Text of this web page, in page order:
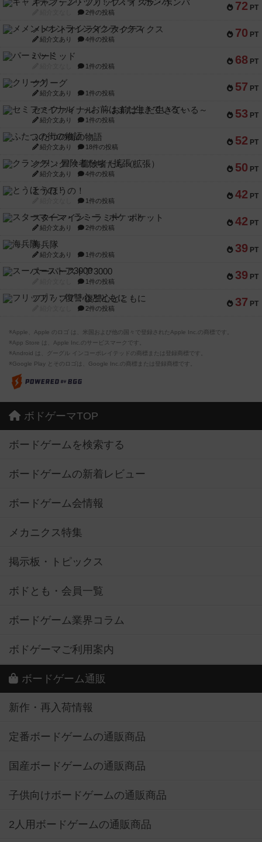
72 PT
キャプテン・フリップ：イスラ・ボンバ
2件の投稿
70 PT
メメントオンラインタクティクス
紹介文あり 4件の投稿
68 PT
パーミッド
1件の投稿
57 PT
クリーグ
紹介文あり 1件の投稿
53 PT
セミファイナル ～お前はまだ生きている～
紹介文あり 1件の投稿
52 PT
ふたつの街の物語
紹介文あり 18件の投稿
50 PT
クランク! ：冒険者たち（拡張）
紹介文あり 4件の投稿
42 PT
とうほうの！
1件の投稿
42 PT
スターマイン・ラミー ポケット
紹介文あり 2件の投稿
39 PT
海兵隊
紹介文あり 1件の投稿
39 PT
スーパーストア3000
1件の投稿
37 PT
フリップ７：復讐心とともに
2件の投稿
※Apple、Apple のロゴ は、米国および他の国々で登録されたApple Inc.の商標です。
※App Store は、Apple Inc.のサービスマークです。
※Android は、グーグル インコーポレイテッドの商標または登録商標です。
※Google Play とそのロゴは、Google Inc.の商標または登録商標です。
ボドゲーマTOP
ボードゲームを検索する
ボードゲームの新着レビュー
ボードゲーム会情報
メカニクス特集
掲示板・トピックス
ボドとも・会員一覧
ボードゲーム業界コラム
ボドゲーマご利用案内
ボードゲーム通販
新作・再入荷情報
定番ボードゲームの通販商品
国産ボードゲームの通販商品
子供向けボードゲームの通販商品
2人用ボードゲームの通販商品